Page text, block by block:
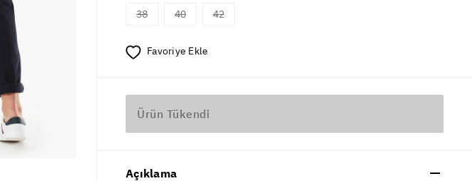
38 40 42
Favoriye Ekle
Ürün Tükendi
Açıklama